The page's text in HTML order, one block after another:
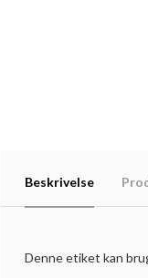
Beskrivelse
Denne etiket kan